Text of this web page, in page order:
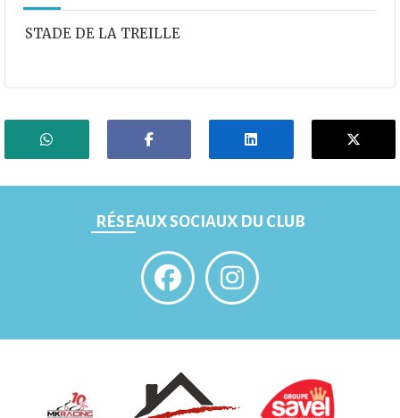
STADE DE LA TREILLE
RÉSEAUX SOCIAUX DU CLUB